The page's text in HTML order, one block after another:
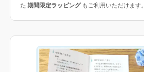
た 期間限定ラッピングもご利用いただけます。